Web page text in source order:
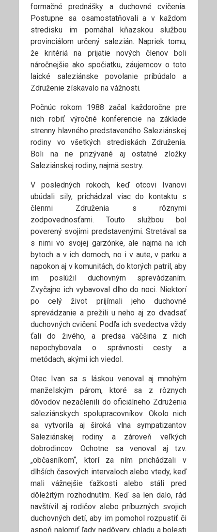
formačné prednášky a duchovné cvičenia.
Postupne sa osamostatňovali a v každom
stredisku im pomáhal kňazskou službou
provinciálom určený salezián. Napriek tomu,
že kritériá na prijatie nových členov boli
náročnejšie ako spočiatku, záujemcov o toto
laické saleziánske povolanie pribúdalo a
Združenie získavalo na vážnosti.
Počnúc rokom 1988 začal každoročne pre
nich robiť výročné konferencie na základe
strenny hlavného predstaveného Saleziánskej
rodiny vo všetkých strediskách Združenia.
Boli na ne prizývané aj ostatné zložky
Saleziánskej rodiny, najmä sestry.
V posledných rokoch, keď otcovi Ivanovi
ubúdali sily, prichádzal viac do kontaktu s
členmi Združenia s rôznymi
zodpovednosťami. Touto službou bol
poverený svojimi predstavenými. Stretával sa
s nimi vo svojej garzónke, ale najmä na ich
bytoch a v ich domoch, no i v aute, v parku a
napokon aj v komunitách, do ktorých patril, aby
im poslúžil duchovným sprevádzaním.
Zvyčajne ich vybavoval dlho do noci. Niektorí
po celý život prijímali jeho duchovné
sprevádzanie a prežili u neho aj zo dvadsať
duchovných cvičení. Podľa ich svedectva vždy
ťali do živého, a predsa väčšina z nich
nepochybovala o správnosti cesty a
metódach, akými ich viedol.
Otec Ivan sa s láskou venoval aj mnohým
manželským párom, ktoré sa z rôznych
dôvodov nezačlenili do oficiálneho Združenia
saleziánskych spolupracovníkov. Okolo nich
sa vytvorila aj široká vlna sympatizantov
Saleziánskej rodiny a zároveň veľkých
dobrodincov. Ochotne sa venoval aj tzv.
„občasníkom“, ktorí za ním prichádzali v
dlhších časových intervaloch alebo vtedy, keď
mali vážnejšie ťažkosti alebo stáli pred
dôležitým rozhodnutím. Keď sa len dalo, rád
navštívil aj rodičov alebo príbuzných svojich
duchovných detí, aby im pomohol rozpustiť či
aspoň nalomiť ľady nedôvery, chladu a bolesti